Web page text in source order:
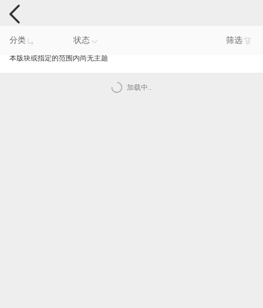
手机反馈
分类 状态 筛选
本版块或指定的范围内尚无主题
加载中..